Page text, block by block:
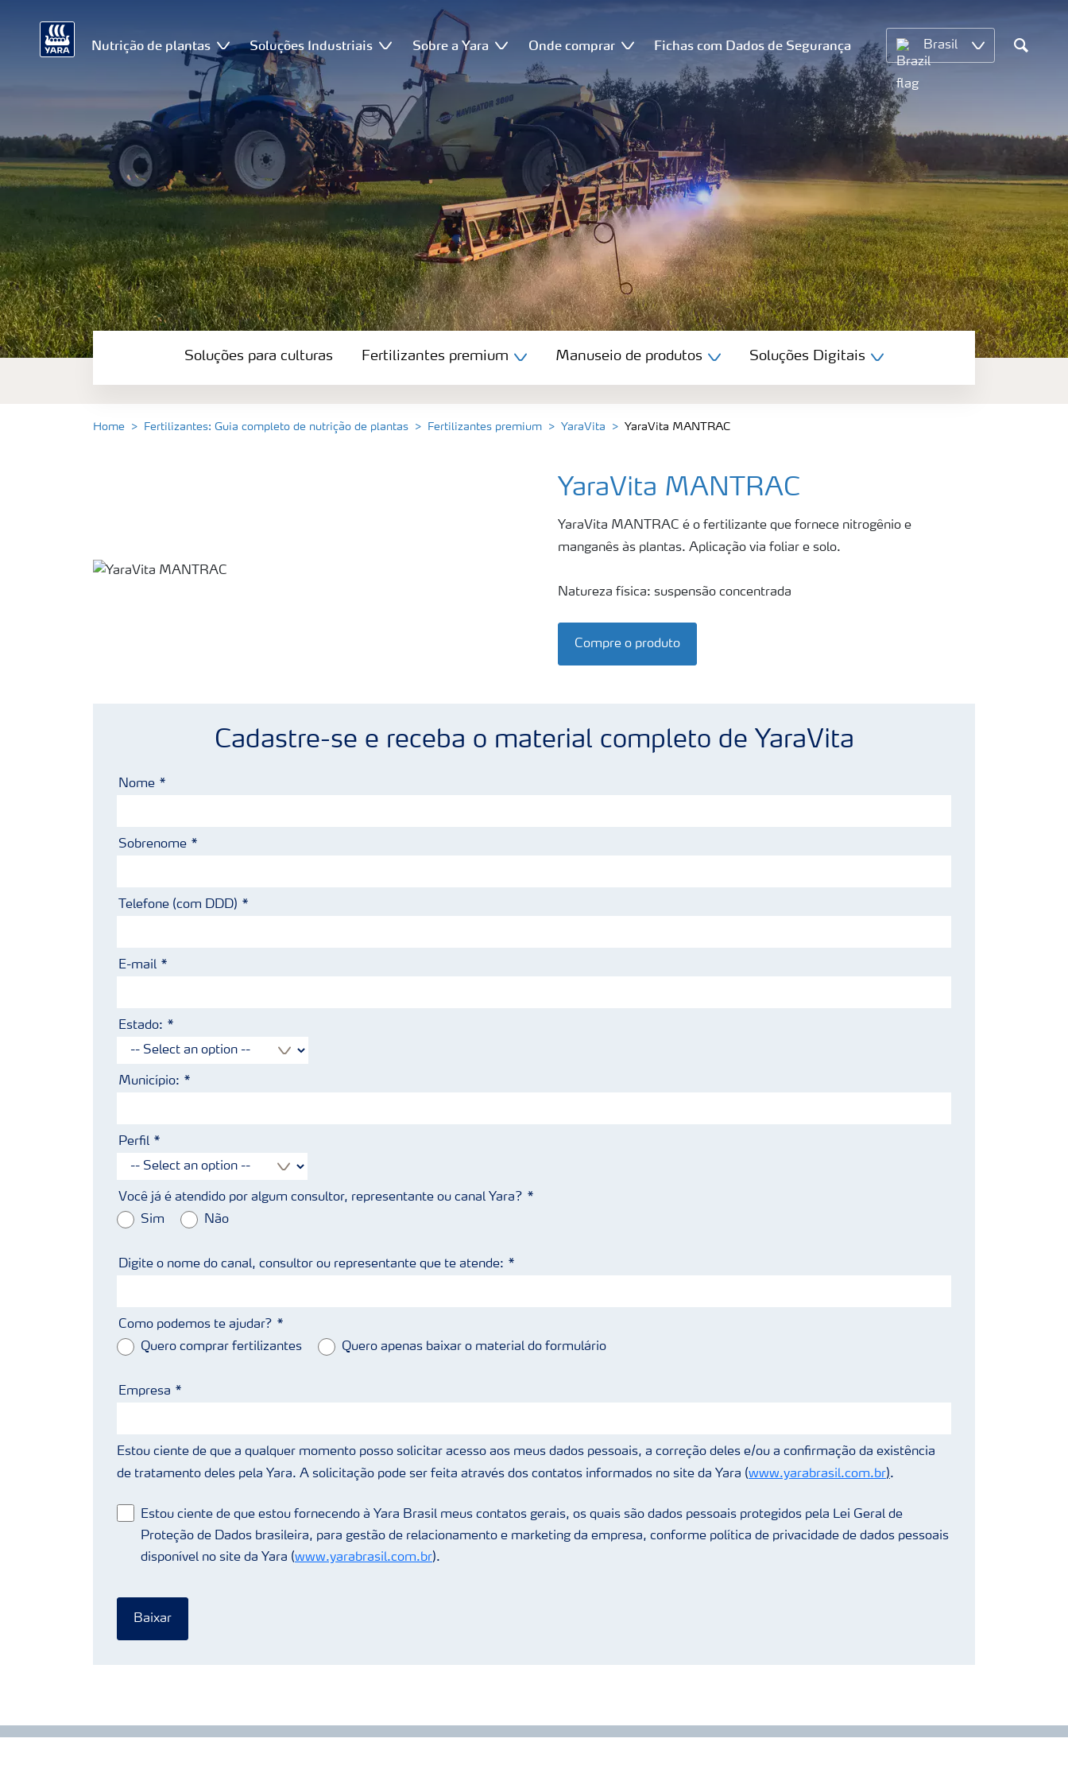
Nutrição de plantas Soluções Industriais Sobre a Yara Onde comprar Fichas com Dados de Segurança Brasil
Search
Soluções
para
culturas
de
Soluções para culturas Fertilizantes premium Manuseio de produtos Soluções Digitais
Home Fertilizantes: Guia completo de nutrição de plantas Fertilizantes premium YaraVita YaraVita MANTRAC
YaraVita MANTRAC
YaraVita MANTRAC é o fertilizante que fornece nitrogênio e
manganês às plantas. Aplicação via foliar e solo.
Natureza física: suspensão concentrada
Compre o produto
Cadastre-se e receba o material completo de YaraVita
Nome
Sobrenome
Telefone (com DDD)
E-mail
Estado:
Município:
Perfil
Você já é atendido por algum consultor, representante ou canal Yara?
Sim
Não
Digite o nome do canal, consultor ou representante que te atende:
Como podemos te ajudar?
Quero comprar fertilizantes
Quero apenas baixar o material do formulário
Empresa
Estou ciente de que a qualquer momento posso solicitar acesso aos meus dados pessoais, a correção deles e/ou a confirmação da existência
de tratamento deles pela Yara. A solicitação pode ser feita através dos contatos informados no site da Yara (www.yarabrasil.com.br).
Estou ciente de que estou fornecendo à Yara Brasil meus contatos gerais, os quais são dados pessoais protegidos pela Lei Geral de
Proteção de Dados brasileira, para gestão de relacionamento e marketing da empresa, conforme política de privacidade de dados pessoais
disponível no site da Yara (www.yarabrasil.com.br).
Baixar